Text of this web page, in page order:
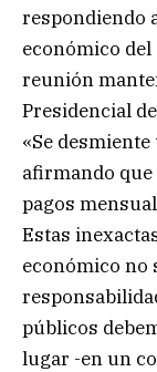
respondiendo
económico del
reunión
Presidencial
«Se
afirmando
pagos
Estas
económico no
públicos
lugar -en un